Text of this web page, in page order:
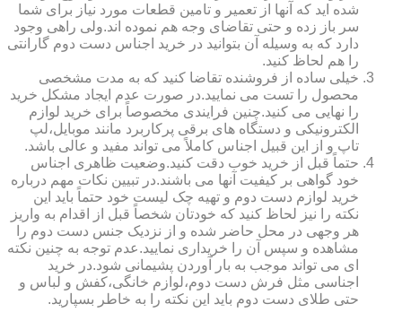
شده اید که آنها از تعمیر و تامین قطعات مورد نیاز برای شما
سر باز زده و حتی تقاضای وجه هم نموده اند.ولی راهی وجود
دارد که به وسیله آن بتوانید در خرید اجناس دست دوم گارانتی
را هم لحاظ کنید.
خیلی ساده از فروشنده تقاضا کنید که به مدت مشخصی
محصول را تست می نمایید.در صورت عدم ایجاد مشکل خرید
را نهایی می کنید.چنین فرایندی مخصوصاً برای خرید لوازم
الکترونیکی و دستگاه های برقی پرکاربرد مانند موبایل،لپ
تاپ و از این قبیل اجناس کاملاً می تواند مفید و عالی باشد.
حتماً قبل از خرید خوب دقت کنید.وضعیت ظاهری اجناس
خود گواهی بر کیفیت آنها می باشند.در تبیین نکات مهم درباره
خرید لوازم دست دوم و تهیه چک لیست خود حتماً باید این
نکته را نیز لحاظ کنید که خودتان شخصاً قبل از اقدام به واریز
هر وجهی در محل حاضر شده و از نزدیک جنس دست دوم را
مشاهده و سپس آن را خریداری نمایید.عدم توجه به چنین نکته
ای می تواند موجب به بار آوردن پشیمانی شود.در خرید
اجناسی مثل فرش دست دوم،لوازم خانگی،کفش و لباس و
حتی طلای دست دوم باید این نکته را به خاطر بسپارید.